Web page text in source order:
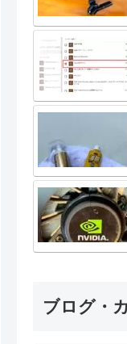
ブログ・